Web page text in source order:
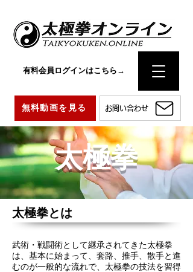
お問い合わせ
無料動画を見る
有料会員ログインはこちら→
太極拳
太極拳とは
武術・戦闘術として継承されてきた太極拳
は、基本に始まって、套路、推手、散手と進
むのが一般的な流れで、太極拳の技法を習得